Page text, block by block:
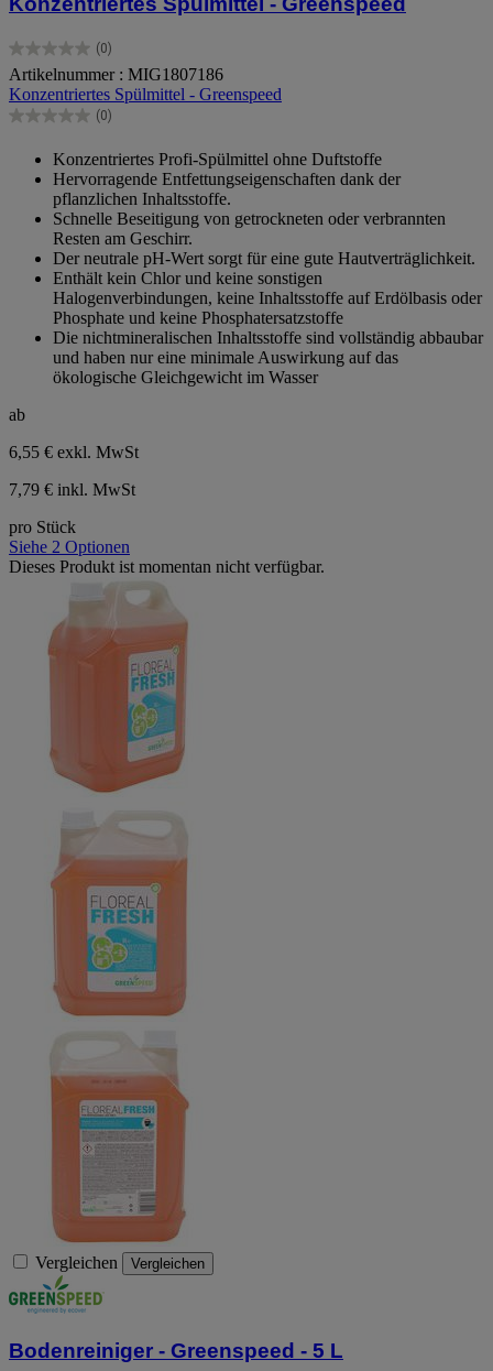
(0)
0.0
von
5
Sternen.
Artikelnummer : MIG1807186
Konzentriertes Spülmittel - Greenspeed
(0)
0.0
Sternen.
Konzentriertes Profi-Spülmittel ohne Duftstoffe
Hervorragende Entfettungseigenschaften dank der
pflanzlichen Inhaltsstoffe.
Schnelle Beseitigung von getrockneten oder verbrannten
Resten am Geschirr.
Der neutrale pH-Wert sorgt für eine gute Hautverträglichkeit.
Enthält kein Chlor und keine sonstigen
Halogenverbindungen, keine Inhaltsstoffe auf Erdölbasis oder
Phosphate und keine Phosphatersatzstoffe
Die nichtmineralischen Inhaltsstoffe sind vollständig abbaubar
und haben nur eine minimale Auswirkung auf das
ökologische Gleichgewicht im Wasser
ab
6,55 € exkl. MwSt
7,79 € inkl. MwSt
pro Stück
Siehe 2 Optionen
Dieses Produkt ist momentan nicht verfügbar.
Vergleichen Vergleichen
Bodenreiniger - Greenspeed - 5 L